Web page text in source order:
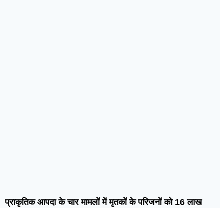
प्राकृतिक आपदा के चार मामलों में मृतकों के परिजनों को 16 लाख